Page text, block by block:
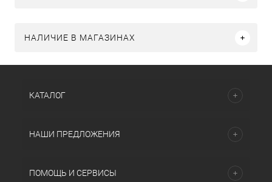
НАЛИЧИЕ В МАГАЗИНАХ
КАТАЛОГ
НАШИ ПРЕДЛОЖЕНИЯ
ПОМОЩЬ И СЕРВИСЫ